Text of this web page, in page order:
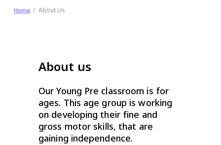
Home About Us
About us
Our Young Pre classroom is for
ages. This age group is working
on developing their fine and
gross motor skills, that are
gaining independence.